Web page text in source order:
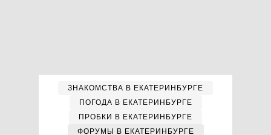
ЗНАКОМСТВА В ЕКАТЕРИНБУРГЕ
ПОГОДА В ЕКАТЕРИНБУРГЕ
ПРОБКИ В ЕКАТЕРИНБУРГЕ
ФОРУМЫ В ЕКАТЕРИНБУРГЕ